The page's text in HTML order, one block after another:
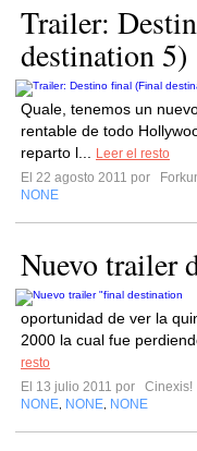
Trailer:
destination 5)
Quale, tenemos un
rentable de todo
reparto l...
Leer el resto
El 22 agosto 2011 por
NONE
Nuevo trailer
oportunidad de ver la
2000 la cual fue
resto
El 13 julio 2011 por
Cinexis!
NONE NONE NONE